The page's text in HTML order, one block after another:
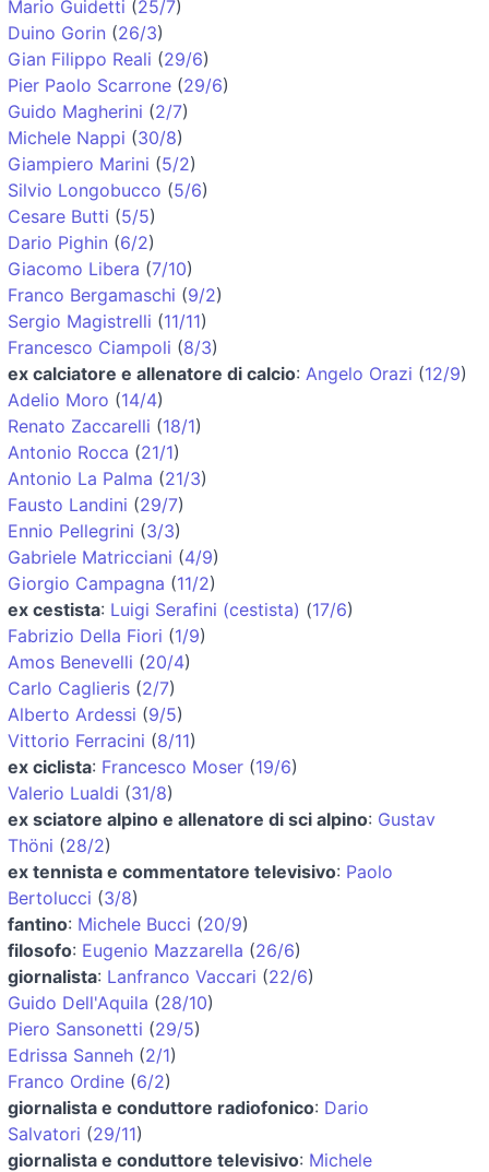
Mario Guidetti (25/7)
Duino Gorin (26/3)
Gian Filippo Reali (29/6)
Pier Paolo Scarrone (29/6)
Guido Magherini (2/7)
Michele Nappi (30/8)
Giampiero Marini (5/2)
Silvio Longobucco (5/6)
Cesare Butti (5/5)
Dario Pighin (6/2)
Giacomo Libera (7/10)
Franco Bergamaschi (9/2)
Sergio Magistrelli (11/11)
Francesco Ciampoli (8/3)
ex calciatore e allenatore di calcio: Angelo Orazi (12/9)
Adelio Moro (14/4)
Renato Zaccarelli (18/1)
Antonio Rocca (21/1)
Antonio La Palma (21/3)
Fausto Landini (29/7)
Ennio Pellegrini (3/3)
Gabriele Matricciani (4/9)
Giorgio Campagna (11/2)
ex cestista: Luigi Serafini (cestista) (17/6)
Fabrizio Della Fiori (1/9)
Amos Benevelli (20/4)
Carlo Caglieris (2/7)
Alberto Ardessi (9/5)
Vittorio Ferracini (8/11)
ex ciclista: Francesco Moser (19/6)
Valerio Lualdi (31/8)
ex sciatore alpino e allenatore di sci alpino: Gustav
Thöni (28/2)
ex tennista e commentatore televisivo: Paolo
Bertolucci (3/8)
fantino: Michele Bucci (20/9)
filosofo: Eugenio Mazzarella (26/6)
giornalista: Lanfranco Vaccari (22/6)
Guido Dell'Aquila (28/10)
Piero Sansonetti (29/5)
Edrissa Sanneh (2/1)
Franco Ordine (6/2)
giornalista e conduttore radiofonico: Dario
Salvatori (29/11)
giornalista e conduttore televisivo: Michele